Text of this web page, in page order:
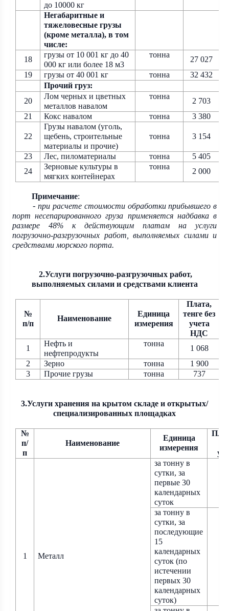
до 10000 кг
Негабаритные и
тяжеловесные грузы
(кроме металла), в том
числе:
18
грузы от 10 001 кг до 40
000 кг или более 18 м3
тонна
27 027
19
грузы от 40 001 кг тонна
32 432
Прочий груз:
20
Лом черных и цветных
металлов навалом
тонна
2 703
21
Кокс навалом тонна 3 380
22
Грузы навалом (уголь,
щебень, строительные
материалы и прочие)
тонна 3 154
23 Лес, пиломатериалы тонна
5 405
24
Зерновые культуры в
мягких контейнерах
тонна
2 000
Примечание:
- при расчете стоимости обработки прибывшего в
порт несепарированного груза применяется надбавка в
размере 48% к действующим платам на услуги
погрузочно-разгрузочных работ, выполняемых силами и
средствами морского порта.
2.Услуги погрузочно-разгрузочных работ,
выполняемых силами и средствами клиента
№
п/п
Наименование
Единица
измерения
Плата,
тенге без
учета
НДС
1
Нефть и
нефтепродукты
тонна
1 068
2
Зерно тонна
1 900
3
Прочие грузы тонна 737
3.Услуги хранения на крытом складе и открытых/
специализированных площадках
№
п/
п
Наименование
Единица
измерения
1 Металл
за тонну в
сутки, за
первые 30
календарных
суток
за тонну в
сутки, за
последующие
15
календарных
суток (по
истечении
первых 30
календарных
суток)